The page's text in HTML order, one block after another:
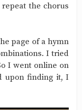
the chorus
page of a hymn
I tried
I went online on
upon finding it, I